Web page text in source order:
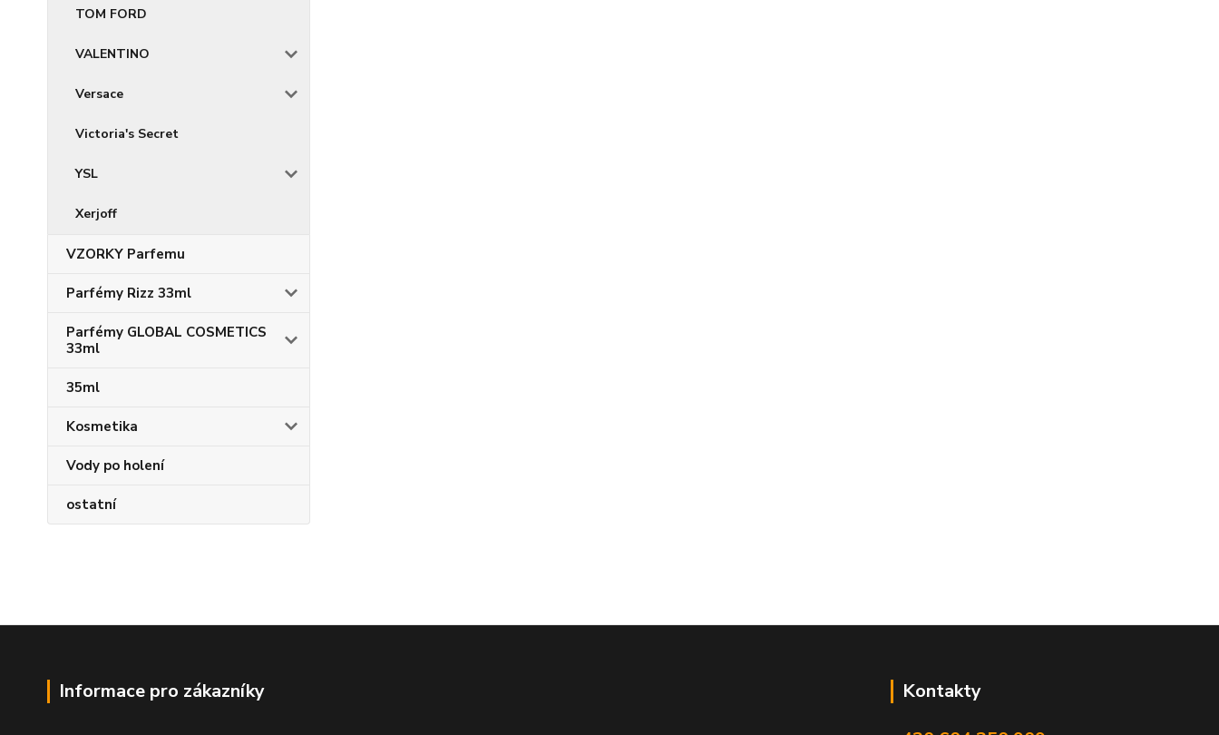
TOM FORD
VALENTINO
Versace
Victoria's Secret
YSL
Xerjoff
VZORKY Parfemu
Parfémy Rizz 33ml
Parfémy GLOBAL COSMETICS
33ml
35ml
Kosmetika
Vody po holení
ostatní
Informace pro zákazníky
Kontakty